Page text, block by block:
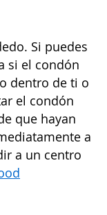
Si puedes
si el condón
dentro de ti o
el condón
que hayan
a
a un centro